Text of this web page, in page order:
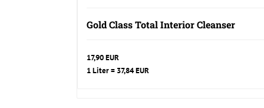
Gold Class Total Interior Cleanser
17,90 EUR
1 Liter = 37,84 EUR